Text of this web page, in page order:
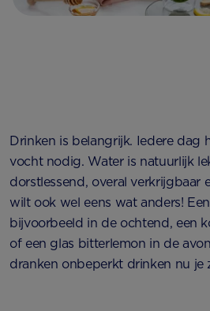
Drinken is belangrijk. Iedere dag
vocht nodig. Water is natuurlijk
dorstlessend, overal verkrijgbaar
wilt ook wel eens wat anders!
bijvoorbeeld in de ochtend, een
of een glas bitterlemon in de
dranken onbeperkt drinken nu je